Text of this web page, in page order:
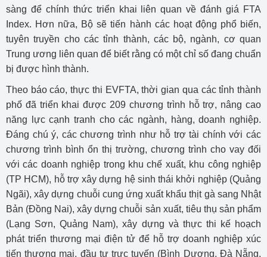
sàng để chính thức triển khai liên quan về đánh giá FTA
Index. Hơn nữa, Bộ sẽ tiến hành các hoạt động phổ biến,
tuyên truyền cho các tỉnh thành, các bộ, ngành, cơ quan
Trung ương liên quan để biết rằng có một chỉ số đang chuẩn
bị được hình thành.
Theo báo cáo, thực thi EVFTA, thời gian qua các tỉnh thành
phố đã triển khai được 209 chương trình hỗ trợ, nâng cao
năng lực cạnh tranh cho các ngành, hàng, doanh nghiệp.
Đáng chú ý, các chương trình như hỗ trợ tài chính với các
chương trình bình ổn thị trường, chương trình cho vay đối
với các doanh nghiệp trong khu chế xuất, khu công nghiệp
(TP HCM), hỗ trợ xây dựng hệ sinh thái khởi nghiệp (Quảng
Ngãi), xây dựng chuỗi cung ứng xuất khẩu thịt gà sang Nhật
Bản (Đồng Nai), xây dựng chuỗi sản xuất, tiêu thụ sản phẩm
(Lạng Sơn, Quảng Nam), xây dựng và thực thi kế hoạch
phát triển thương mại điện tử để hỗ trợ doanh nghiệp xúc
tiến thương mại, đầu tư trực tuyến (Bình Dương, Đà Nẵng,